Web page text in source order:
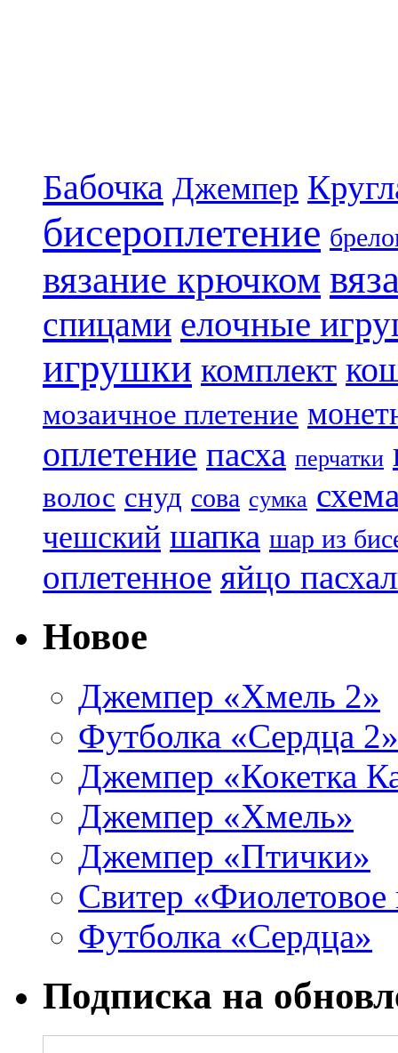
Бабочка Джемпер
бисероплетение
вязание крючком
спицами елочные
игрушки комплект
мозаичное плетение
оплетение пасха перчатки
волос снуд сова сумка
чешский шапка шар из
оплетенное яйцо
Новое
Джемпер «Хмель 2»
Футболка «Сердца 2»
Джемпер «Кокетка
Джемпер «Хмель»
Джемпер «Птички»
Свитер «Фиолетовое
Футболка «Сердца»
Подписка на